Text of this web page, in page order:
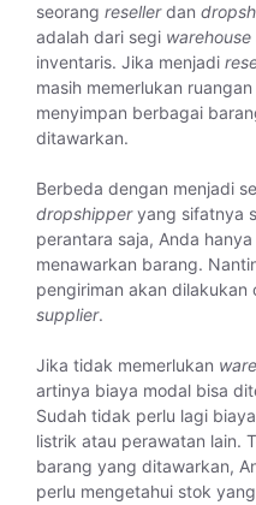
seorang resellerdan
adalah dari segi warehouse
inventaris. Jika menjadi
masih memerlukan
menyimpan berbagai
ditawarkan.
Berbeda dengan menjadi
dropshipperyang sifatnya
perantara saja, Anda hanya
menawarkan barang.
pengiriman akan dilakukan
supplier.
Jika tidak memerlukan
artinya biaya modal bisa
Sudah tidak perlu lagi
listrik atau perawatan lain.
barang yang ditawarkan,
perlu mengetahui stok